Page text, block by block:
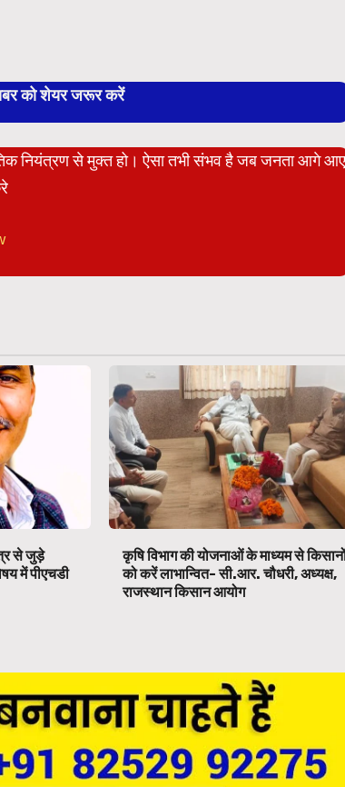
को शेयर जरूर करें
नियंत्रण से मुक्त हो। ऐसा तभी संभव है जब जनता आगे आए
से जुड़े
में पीएचडी
कृषि विभाग की योजनाओं के माध्यम से
को करें लाभान्वित- सी.आर. चौधरी, अध्यक्ष,
राजस्थान किसान आयोग